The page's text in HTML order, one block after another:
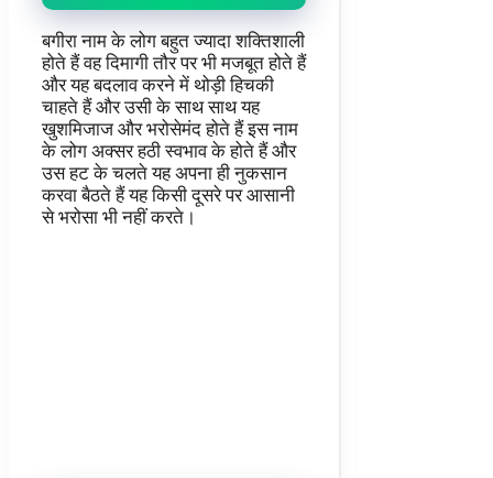
बगीरा नाम के लोग बहुत ज्यादा शक्तिशाली
होते हैं वह दिमागी तौर पर भी मजबूत होते हैं
और यह बदलाव करने में थोड़ी हिचकी
चाहते हैं और उसी के साथ साथ यह
खुशमिजाज और भरोसेमंद होते हैं इस नाम
के लोग अक्सर हठी स्वभाव के होते हैं और
उस हट के चलते यह अपना ही नुकसान
करवा बैठते हैं यह किसी दूसरे पर आसानी
से भरोसा भी नहीं करते।